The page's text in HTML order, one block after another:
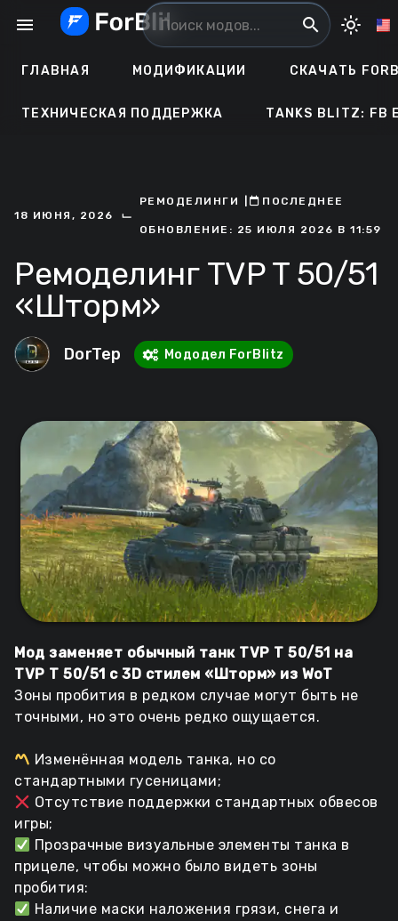
menu search light_mode
ГЛАВНАЯ МОДИФИКАЦИИ СКАЧАТЬ
ТЕХНИЧЕСКАЯ ПОДДЕРЖКА TANKS BLITZ: FB
18 ИЮНЯ, 2026 ⌙
РЕМОДЕЛИНГИ ㅤПОСЛЕДНЕЕ
ОБНОВЛЕНИЕ: 25 ИЮЛЯ 2026 В 11:59
Ремоделинг TVP T 50/51
«Шторм»
DorTep Мододел ForBlitz
Мод заменяет обычный танк TVP T 50/51 на
TVP T 50/51 с 3D стилем «Шторм» из WoT
Зоны пробития в редком случае могут быть не
точными, но это очень редко ощущается.
Изменённая модель танка, но со
стандартными гусеницами;
Отсутствие поддержки стандартных обвесов
игры;
Прозрачные визуальные элементы танка в
прицеле, чтобы можно было видеть зоны
пробития:
Наличие маски наложения грязи, снега и